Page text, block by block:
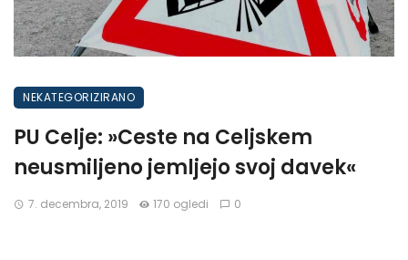
NEKATEGORIZIRANO
PU Celje: »Ceste na Celjskem
neusmiljeno jemljejo svoj davek«
7. decembra, 2019 170 ogledi 0